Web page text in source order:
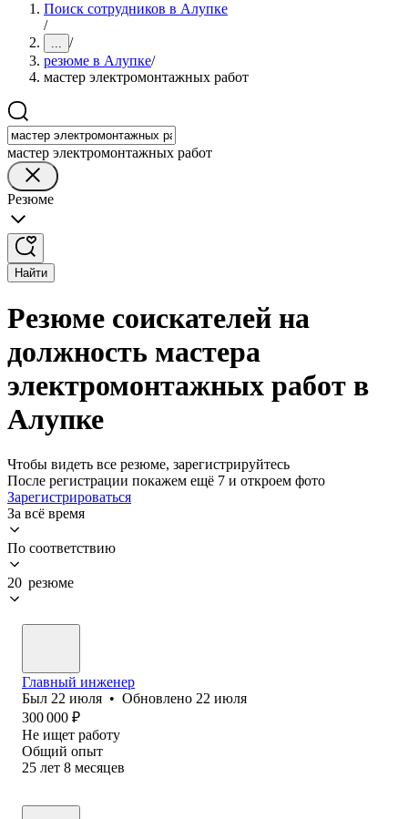
Поиск сотрудников в Алупке
/
... /
резюме в Алупке/
мастер электромонтажных работ
мастер электромонтажных работ
Резюме
Найти
Резюме соискателей на
должность мастера
электромонтажных работ в
Алупке
Чтобы видеть все резюме, зарегистрируйтесь
После регистрации покажем ещё 7 и откроем фото
Зарегистрироваться
За всё время
По соответствию
20 резюме
Главный инженер
Был 22 июля • Обновлено 22 июля
300 000 ₽
Не ищет работу
Общий опыт
25 лет 8 месяцев